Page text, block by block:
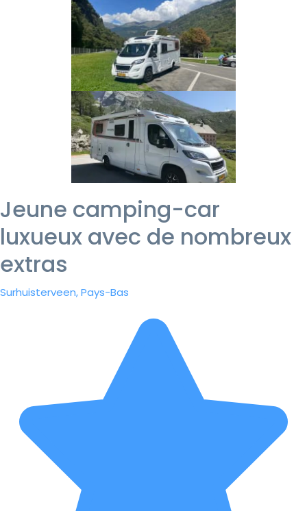
Jeune camping-car
luxueux avec de nombreux
extras
Surhuisterveen, Pays-Bas